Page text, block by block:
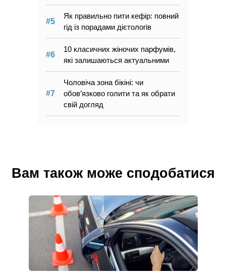
Як правильно пити кефір: повний
гід із порадами дієтологів
10 класичних жіночих парфумів,
які залишаються актуальними
Чоловіча зона бікіні: чи
обов’язково голити та як обрати
свій догляд
Вам також може сподобатися